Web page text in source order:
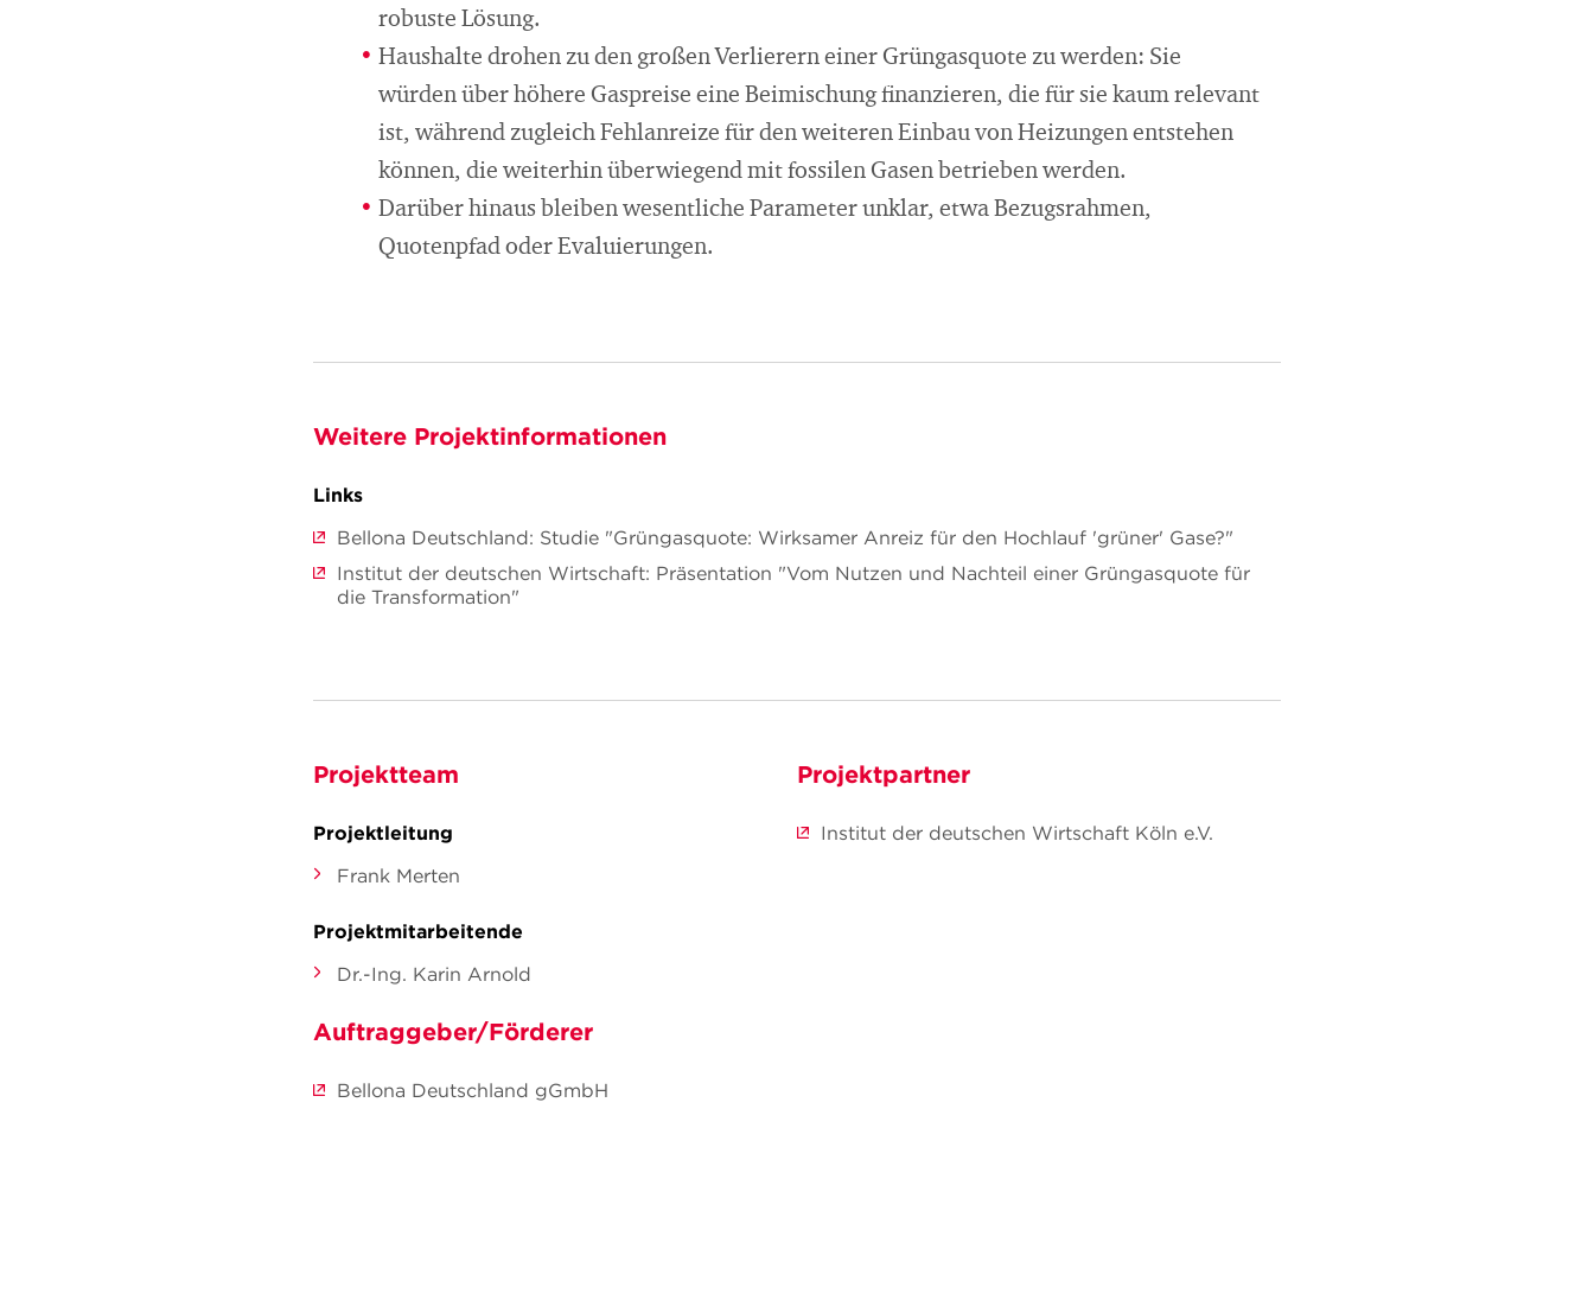
robuste Lösung.
Haushalte drohen zu den großen Verlierern einer Grüngasquote zu werden: Sie
würden über höhere Gaspreise eine Beimischung finanzieren, die für sie kaum relevant
ist, während zugleich Fehlanreize für den weiteren Einbau von Heizungen entstehen
können, die weiterhin überwiegend mit fossilen Gasen betrieben werden.
Darüber hinaus bleiben wesentliche Parameter unklar, etwa Bezugsrahmen,
Quotenpfad oder Evaluierungen.
Weitere Projektinformationen
Links
Bellona Deutschland: Studie "Grüngasquote: Wirksamer Anreiz für den Hochlauf 'grüner' Gase?"
Institut der deutschen Wirtschaft: Präsentation "Vom Nutzen und Nachteil einer Grüngasquote für
die Transformation"
Projektteam
Projektleitung
Frank Merten
Projektmitarbeitende
Dr.-Ing. Karin Arnold
Auftraggeber/Förderer
Bellona Deutschland gGmbH
Projektpartner
Institut der deutschen Wirtschaft Köln e.V.